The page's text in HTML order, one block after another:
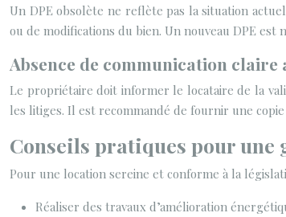
Un DPE obsolète ne reflète pas la situation
ou de modifications du bien. Un nouveau DPE
Absence de communication claire
Le propriétaire doit informer le locataire de la
les litiges. Il est recommandé de fournir une
Conseils pratiques pour une
Pour une location sereine et conforme à la
Réaliser des travaux d’amélioration